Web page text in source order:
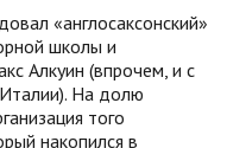
«англосаксонский»
школы и
Алкуин (впрочем, и с
На долю
того
накопился в